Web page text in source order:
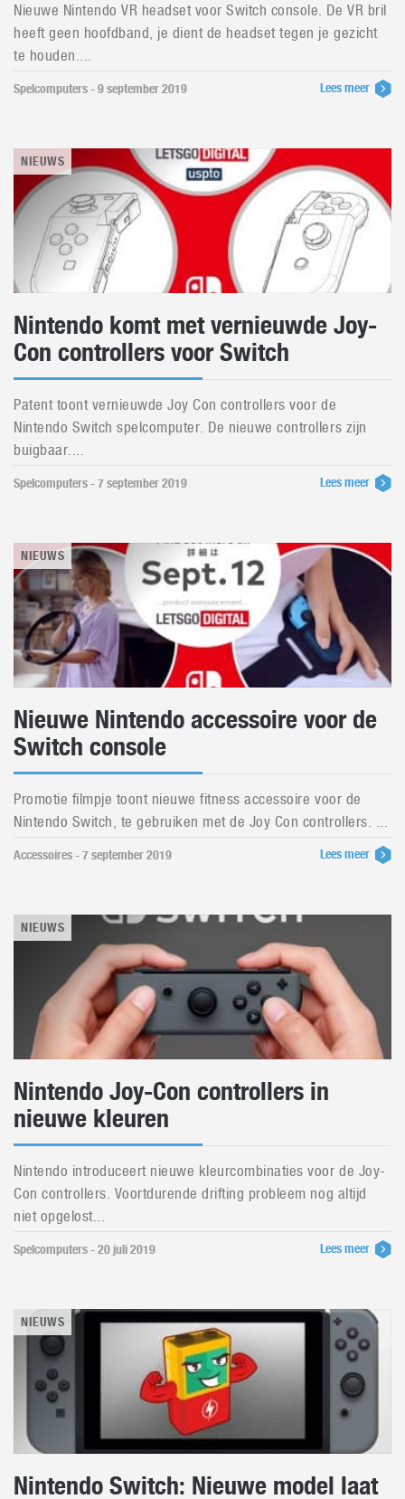
Nieuwe Nintendo VR headset voor Switch console. De VR bril
heeft geen hoofdband, je dient de headset tegen je gezicht
te houden....
Spelcomputers - 9 september 2019 Lees meer
NIEUWS
Nintendo komt met vernieuwde Joy-
Con controllers voor Switch
Patent toont vernieuwde Joy Con controllers voor de
Nintendo Switch spelcomputer. De nieuwe controllers zijn
buigbaar....
Spelcomputers - 7 september 2019 Lees meer
NIEUWS
Nieuwe Nintendo accessoire voor de
Switch console
Promotie filmpje toont nieuwe fitness accessoire voor de
Nintendo Switch, te gebruiken met de Joy Con controllers. ...
Accessoires - 7 september 2019 Lees meer
NIEUWS
Nintendo Joy-Con controllers in
nieuwe kleuren
Nintendo introduceert nieuwe kleurcombinaties voor de Joy-
Con controllers. Voortdurende drifting probleem nog altijd
niet opgelost...
Spelcomputers - 20 juli 2019 Lees meer
NIEUWS
Nintendo Switch: Nieuwe model laat